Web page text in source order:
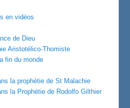
en vidéos
de Dieu
Aristotélico-Thomiste
fin du monde
la prophétie de St Malachie
la Prophétie de Rodolfo Gilthier